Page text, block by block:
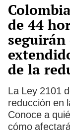
de 44
de la
La Ley 2101
reducción en
Conoce a
cómo